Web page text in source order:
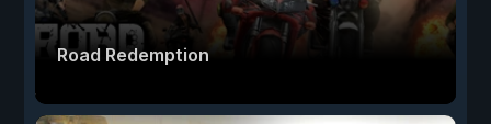
Road Redemption